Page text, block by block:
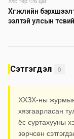
Хөгжлийн
ээлтэй улсын
Сэтгэгдэл 0
ХХЗХ-ны журмын
хязгаарласан
ёс суртахууны
зөрчсөн